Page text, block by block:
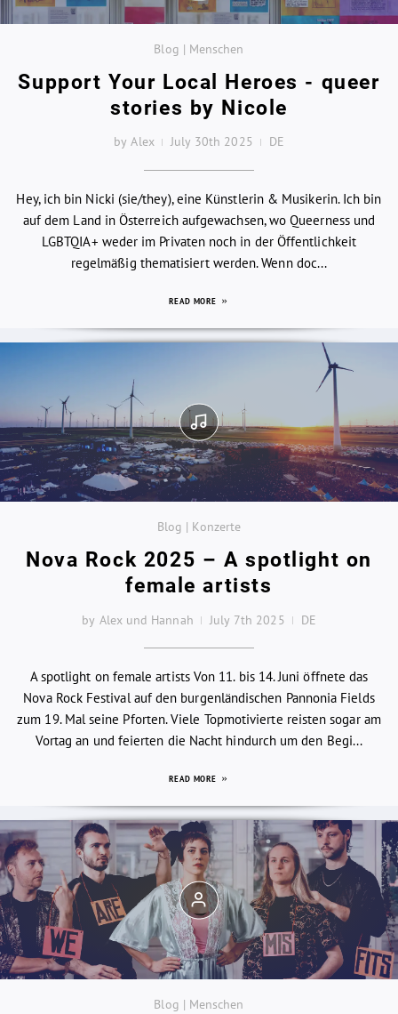
Blog | Menschen
Support Your Local Heroes - queer
stories by Nicole
by Alex July 30th 2025 DE
Hey, ich bin Nicki (sie/they), eine Künstlerin & Musikerin. Ich bin
auf dem Land in Österreich aufgewachsen, wo Queerness und
LGBTQIA+ weder im Privaten noch in der Öffentlichkeit
regelmäßig thematisiert werden. Wenn doc...
READ MORE
Blog | Konzerte
Nova Rock 2025 – A spotlight on
female artists
by Alex und Hannah July 7th 2025 DE
A spotlight on female artists Von 11. bis 14. Juni öffnete das
Nova Rock Festival auf den burgenländischen Pannonia Fields
zum 19. Mal seine Pforten. Viele Topmotivierte reisten sogar am
Vortag an und feierten die Nacht hindurch um den Begi...
READ MORE
Blog | Menschen